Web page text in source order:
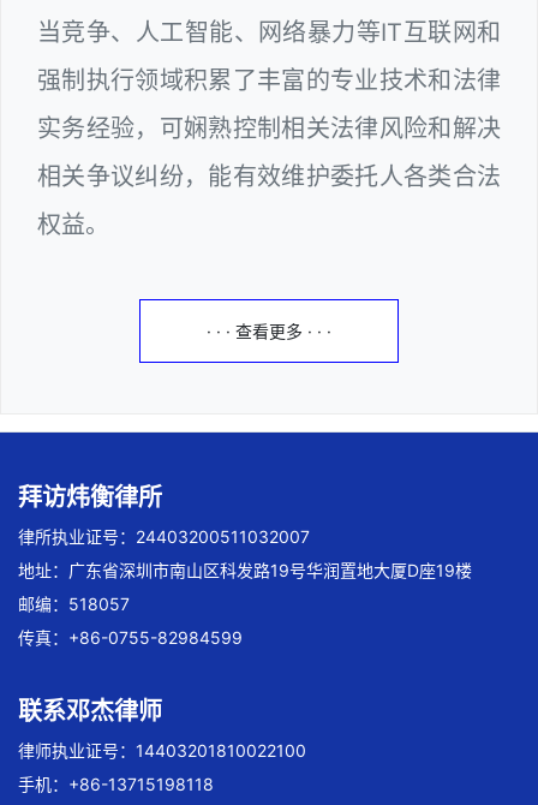
当竞争、人工智能、网络暴力等IT互联网和
强制执行领域积累了丰富的专业技术和法律
实务经验，可娴熟控制相关法律风险和解决
相关争议纠纷，能有效维护委托人各类合法
权益。
· · · 查看更多 · · ·
拜访炜衡律所
律所执业证号：24403200511032007
地址：广东省深圳市南山区科发路19号华润置地大厦D座19楼
邮编：518057
传真：+86-0755-82984599
联系邓杰律师
律师执业证号：14403201810022100
手机：+86-13715198118